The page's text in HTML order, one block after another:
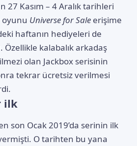
27 Kasım – 4 Aralık tarihleri
oyunu Universe for Sale erişime
haftanın hediyeleri de
kalabalık arkadaş
olan Jackbox serisinin
tekrar ücretsiz verilmesi
ilk
son Ocak 2019’da serinin ilk
O tarihten bu yana